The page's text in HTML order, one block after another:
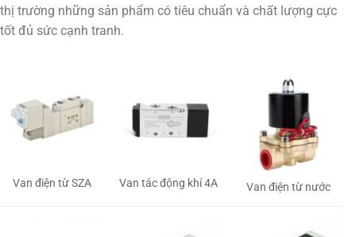
thị trường những sản phẩm có tiêu chuẩn và chất lượng cực
tốt đủ sức cạnh tranh.
Van điện từ SZA Van tác động khí 4A Van điện từ nước